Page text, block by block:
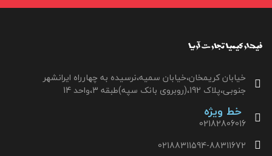
خیابان کریمخان،خیابان سمیه،نرسیده به چهارراه ایرانشهر
جنوبی،پلاک 192،(روبروی بانک سپه)طبقه 3،واحد 14
خط ویژه
02182806016
02188311594-88311672